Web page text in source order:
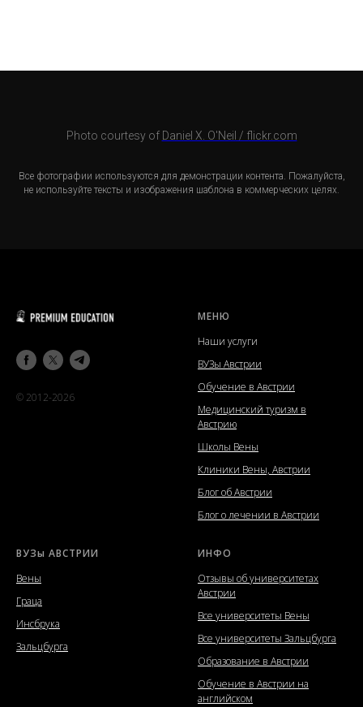
Photo courtesy of Daniel X. O'Neil / flickr.com
Все фотографии используются для демонстрации контента. Пожалуйста,
не используйте тексты и изображения шаблона в коммерческих целях.
© 2012-2026
МЕНЮ
Наши услуги
ВУЗы Австрии
Обучение в Австрии
Медицинский туризм в
Австрию
Школы Вены
Клиники Вены, Австрии
Блог об Австрии
Блог о лечении в Австрии
ВУЗы АВСТРИИ
Вены
Граца
Инсбрука
Зальцбурга
ИНФО
Отзывы об университетах
Австрии
Все университеты Вены
Все университеты Зальцбурга
Образование в Австрии
Обучение в Австрии на
английском